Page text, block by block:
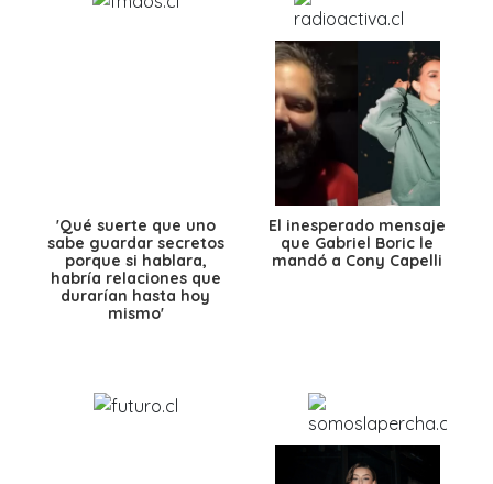
'Qué suerte que uno
sabe guardar secretos
porque si hablara,
habría relaciones que
durarían hasta hoy
mismo'
El inesperado mensaje
que Gabriel Boric le
mandó a Cony Capelli